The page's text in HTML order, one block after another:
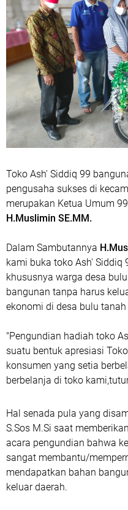
Toko Ash' Siddiq 99
pengusaha sukses di
merupakan Ketua Umum
H.Muslimin SE.MM.
Dalam Sambutannya
kami buka toko Ash' Siddiq
khususnya warga desa
bangunan tanpa harus
ekonomi di desa bulu
"Pengundian hadiah toko
suatu bentuk apresiasi
konsumen yang setia
berbelanja di toko
Hal senada pula yang
S.Sos M.Si saat
acara pengundian bahwa
sangat membantu/
mendapatkan bahan
keluar daerah.